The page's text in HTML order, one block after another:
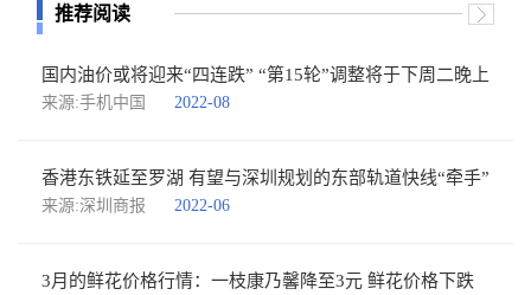
推荐阅读
国内油价或将迎来“四连跌” “第15轮”调整将于下周二晚上
来源:手机中国 2022-08
香港东铁延至罗湖 有望与深圳规划的东部轨道快线“牵手”
来源:深圳商报 2022-06
3月的鲜花价格行情：一枝康乃馨降至3元 鲜花价格下跌